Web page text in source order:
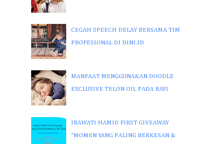
CEGAH SPEECH DELAY BERSAMA TIM
PROFESIONAL DI DINI.ID
MANFAAT MENGGUNAKAN DOODLE
EXCLUSIVE TELON OIL PADA BAYI
IRAWATI HAMID FIRST GIVEAWAY
“MOMEN YANG PALING BERKESAN &